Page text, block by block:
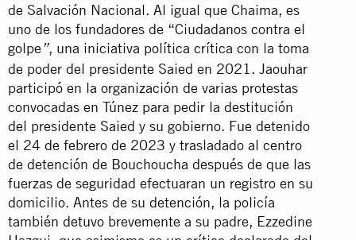
de Salvación Nacional. Al igual que Chaima, es
uno de los fundadores de “Ciudadanos contra el
golpe”, una iniciativa política crítica con la toma
de poder del presidente Saied en 2021. Jaouhar
participó en la organización de varias protestas
convocadas en Túnez para pedir la destitución
del presidente Saied y su gobierno. Fue detenido
el 24 de febrero de 2023 y trasladado al centro
de detención de Bouchoucha después de que las
fuerzas de seguridad efectuaran un registro en su
domicilio. Antes de su detención, la policía
también detuvo brevemente a su padre, Ezzedine